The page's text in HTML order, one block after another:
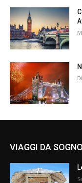
VIAGGI DA SOGNO